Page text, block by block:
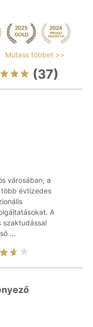
Mutass többet >>
(37)
városában, a
évtizedes
A
szaktudással
...